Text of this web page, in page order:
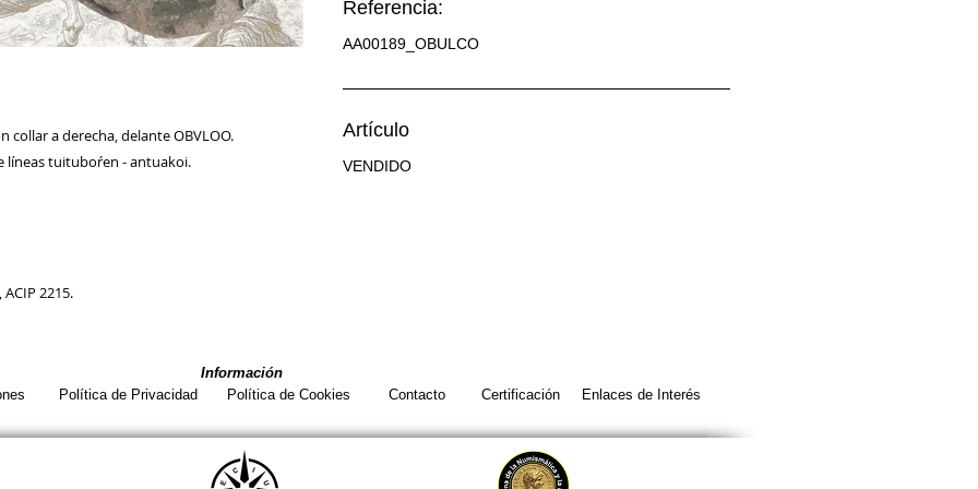
collar a derecha, delante OBVLOO.
líneas tuituboŕen - antuakoi.
2215.
Referencia:
AA00189_OBULCO
Artículo
VENDIDO
Información
Política de Privacidad Política de Cookies Contacto Certificación Enlaces de Interés